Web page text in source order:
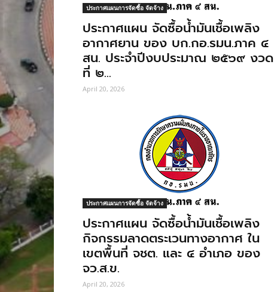
ประกาศแผนการจัดซื้อ จัดจ้าง
ประกาศแผน จัดซื้อน้ำมันเชื้อเพลิง
อากาศยาน ของ บก.กอ.รมน.ภาค ๔
สน. ประจำปีงบประมาณ ๒๕๖๙ งวด
ที่ ๒...
April 20, 2026
ประกาศแผนการจัดซื้อ จัดจ้าง
ประกาศแผน จัดซื้อน้ำมันเชื้อเพลิง
กิจกรรมลาดตระเวนทางอากาศ ใน
เขตพื้นที่ จชต. และ ๔ อำเภอ ของ
จว.ส.ข.
April 20, 2026